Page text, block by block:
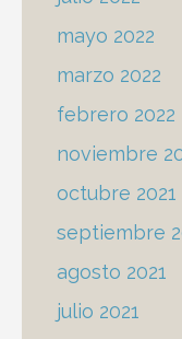
mayo 2022
marzo 2022
febrero 2022
noviembre
octubre 2021
septiembre
agosto 2021
julio 2021